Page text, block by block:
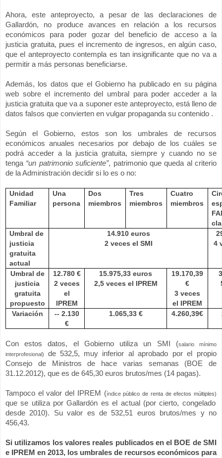
Ahora, este anteproyecto, a pesar de las declaraciones de
Gallardón, no produce avances en relación a los recursos
económicos para poder gozar del beneficio de acceso a la
justicia gratuita, pues el incremento de ingresos, en algún caso,
que el anteproyecto contempla es tan insignificante que no va a
permitir a más personas beneficiarse.
Además, los datos que el Gobierno ha publicado en su página
web sobre el incremento del umbral para poder acceder a la
justicia gratuita que va a suponer este anteproyecto, está lleno de
datos falsos que convierten en vulgar propaganda su contenido .
Según el Gobierno, estos son los umbrales de recursos
económicos anuales necesarios por debajo de los cuáles se
podrá acceder a la justicia gratuita, siempre y cuando no se
tenga “un patrimonio suficiente”, patrimonio que queda al criterio
de la Administración decidir si lo es o no:
Unidad
Familiar
Una
persona
Dos
miembros
Tres
miembros
Cuatro
miembros
Umbral de
justicia
gratuita
actual
14.910 euros
2 veces el SMI
4
Umbral de
justicia
gratuita
propuesto
12.780 €
2 veces
el
IPREM
15.975,33 euros
2,5 veces el IPREM
19.170,39
€
3 veces
el IPREM
Variación
-- 2.130
€
1.065,33 € 4.260,39€
Con estos datos, el Gobierno utiliza un SMI (salario mínimo
interprofesional) de 532,5,
muy inferior al aprobado por el propio
Consejo de Ministros de hace varias semanas (BOE de
31.12.2012), que es de 645,30 euros brutos/mes (14 pagas).
Tampoco el valor del IPREM (índicepúblico de renta de efectos múltiples)
que se utiliza por Gallardón es el actual (por cierto, congelado
desde 2010). Su valor es de 532,51 euros brutos/mes y no
456,43.
Si utilizamos los valores reales publicados en el BOE de SMI
e IPREM en 2013, los umbrales de recursos económicos para